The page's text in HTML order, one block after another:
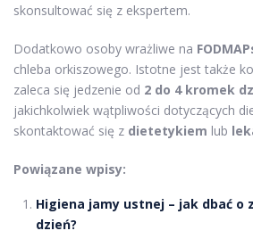
skonsultować się z ekspertem.
Dodatkowo osoby wrażliwe na
chleba orkiszowego. Istotne jest także
zaleca się jedzenie od 2 do 4 kromek
jakichkolwiek wątpliwości dotyczących
skontaktować się z dietetykiem lub
Powiązane wpisy:
Higiena jamy ustnej – jak dbać o
dzień?